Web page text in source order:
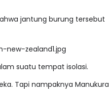
jantung burung tersebut
suatu tempat isolasi.
Tapi nampaknya Manukura